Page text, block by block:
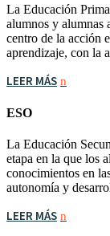
La Educación
alumnos y alumnas
centro de la acción
aprendizaje, con la
LEER MÁS
ESO
La Educación
etapa en la que los
conocimientos en
autonomía y
LEER MÁS